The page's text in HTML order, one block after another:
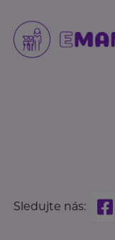
Sledujte nás: